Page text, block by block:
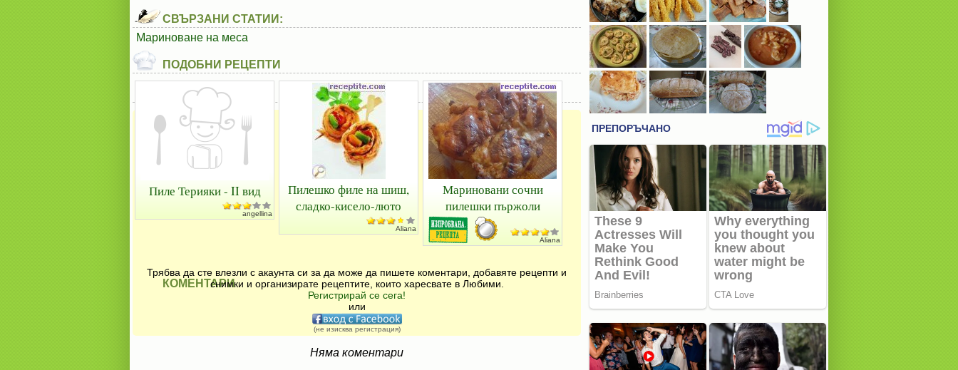
СВЪРЗАНИ СТАТИИ:
Мариноване на меса
ПОДОБНИ РЕЦЕПТИ
Пиле Терияки - II вид
angellina
Пилешко филе на шиш,
сладко-кисело-люто
Aliana
Мариновани сочни
пилешки пържоли
Aliana
КОМЕНТАРИ
Трябва да сте влезли с акаунта си за да може да пишете коментари, добавяте рецепти и
снимки и организирате рецептите, които харесвате в Любими.
Регистрирай се сега!
или
(не изисква регистрация)
Няма коментари